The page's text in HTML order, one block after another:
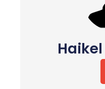
Haikel